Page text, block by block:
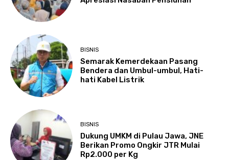
BISNIS
Semarak Kemerdekaan Pasang
Bendera dan Umbul-umbul, Hati-
hati Kabel Listrik
BISNIS
Dukung UMKM di Pulau Jawa, JNE
Berikan Promo Ongkir JTR Mulai
Rp2.000 per Kg